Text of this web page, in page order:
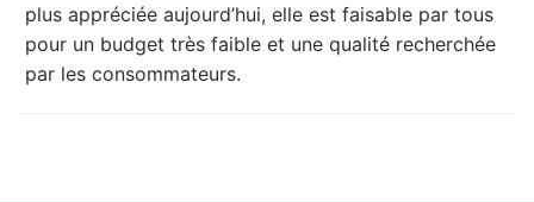
plus appréciée aujourd’hui, elle est faisable par tous
pour un budget très faible et une qualité recherchée
par les consommateurs.